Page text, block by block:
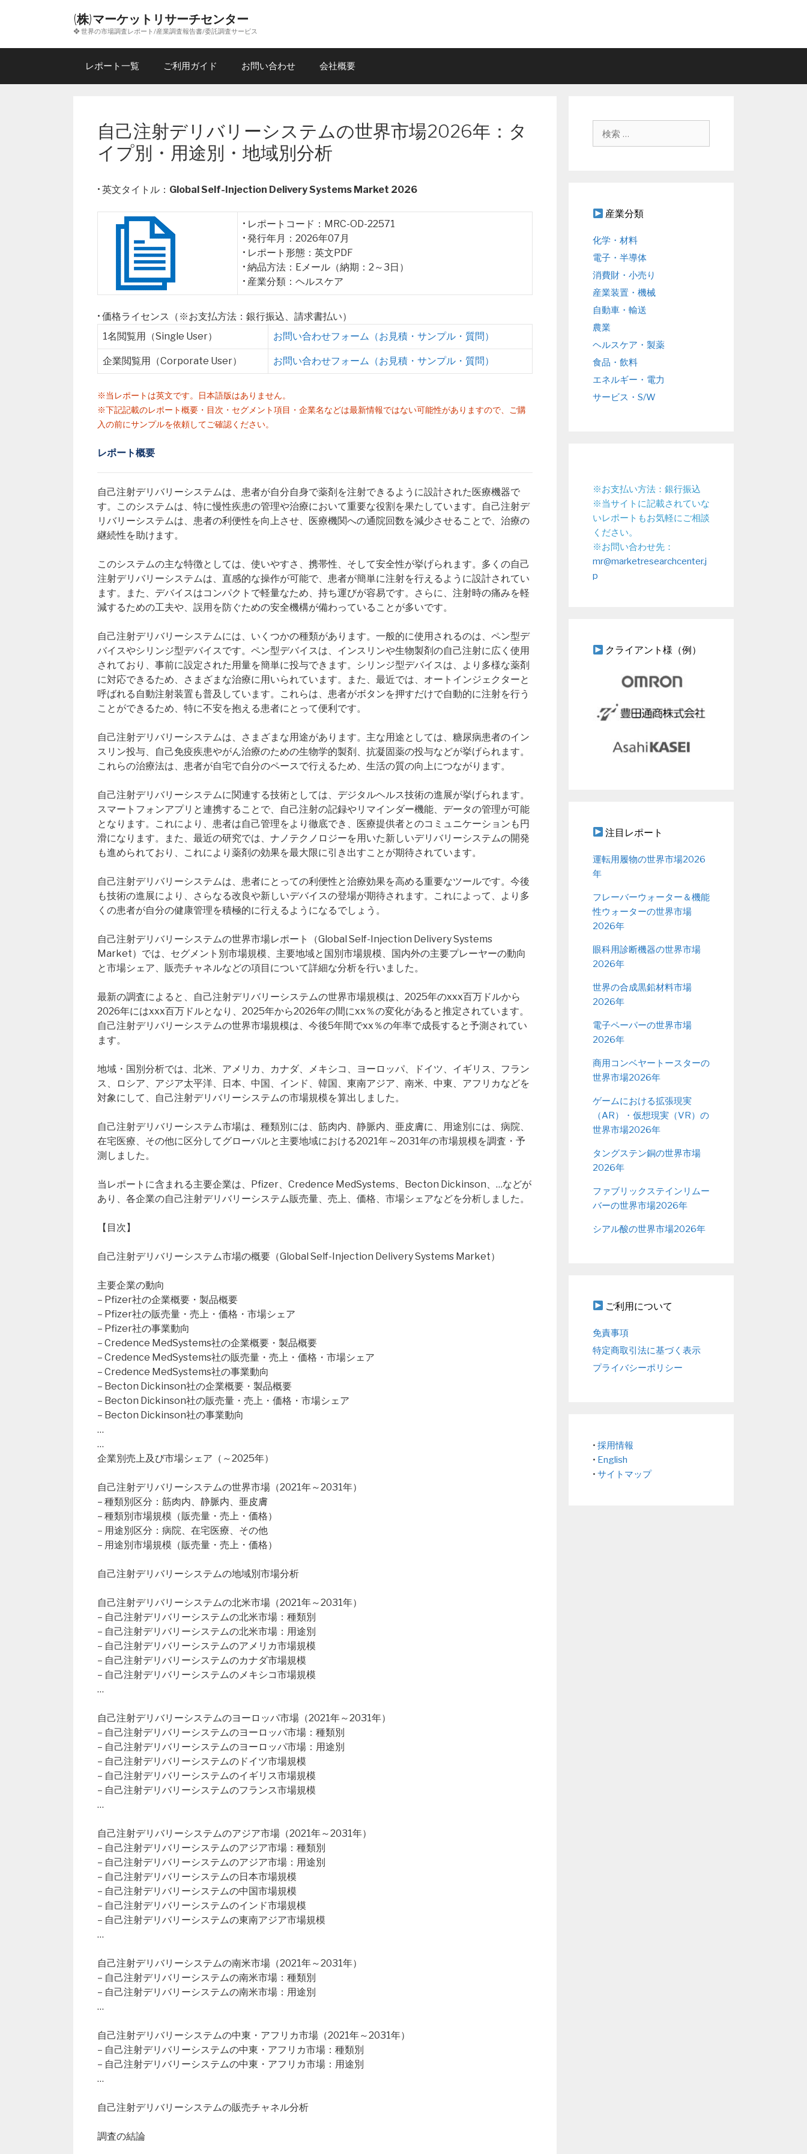
ン
(株)マーケットリサーチセンター
❖ 世界の市場調査レポート/産業調査報告書/委託調査サービス
レポート一覧 ご利用ガイド お問い合わせ 会社概要
自己注射デリバリーシステムの世界市場2026年：タ
イプ別・用途別・地域別分析
• 英文タイトル： Global Self-Injection Delivery Systems Market 2026
• レポートコード：MRC-OD-22571
• 発行年月：2026年07月
• レポート形態：英文PDF
• 納品方法：Eメール（納期：2～3日）
• 産業分類：ヘルスケア
• 価格ライセンス（※お支払方法：銀行振込、請求書払い）
1名閲覧用（Single User）
お問い合わせフォーム（お見積・サンプル・質問）
企業閲覧用（Corporate User） お問い合わせフォーム（お見積・サンプル・質問）
※当レポートは英文です。日本語版はありません。
※下記記載のレポート概要・目次・セグメント項目・企業名などは最新情報ではない可能性がありますので、ご購
入の前にサンプルを依頼してご確認ください。
レポート概要
自己注射デリバリーシステムは、患者が自分自身で薬剤を注射できるように設計された医療機器で
す。このシステムは、特に慢性疾患の管理や治療において重要な役割を果たしています。自己注射デ
リバリーシステムは、患者の利便性を向上させ、医療機関への通院回数を減少させることで、治療の
継続性を助けます。
このシステムの主な特徴としては、使いやすさ、携帯性、そして安全性が挙げられます。多くの自己
注射デリバリーシステムは、直感的な操作が可能で、患者が簡単に注射を行えるように設計されてい
ます。また、デバイスはコンパクトで軽量なため、持ち運びが容易です。さらに、注射時の痛みを軽
減するための工夫や、誤用を防ぐための安全機構が備わっていることが多いです。
自己注射デリバリーシステムには、いくつかの種類があります。一般的に使用されるのは、ペン型デ
バイスやシリンジ型デバイスです。ペン型デバイスは、インスリンや生物製剤の自己注射に広く使用
されており、事前に設定された用量を簡単に投与できます。シリンジ型デバイスは、より多様な薬剤
に対応できるため、さまざまな治療に用いられています。また、最近では、オートインジェクターと
呼ばれる自動注射装置も普及しています。これらは、患者がボタンを押すだけで自動的に注射を行う
ことができるため、特に不安を抱える患者にとって便利です。
自己注射デリバリーシステムは、さまざまな用途があります。主な用途としては、糖尿病患者のイン
スリン投与、自己免疫疾患やがん治療のための生物学的製剤、抗凝固薬の投与などが挙げられます。
これらの治療法は、患者が自宅で自分のペースで行えるため、生活の質の向上につながります。
自己注射デリバリーシステムに関連する技術としては、デジタルヘルス技術の進展が挙げられます。
スマートフォンアプリと連携することで、自己注射の記録やリマインダー機能、データの管理が可能
となります。これにより、患者は自己管理をより徹底でき、医療提供者とのコミュニケーションも円
滑になります。また、最近の研究では、ナノテクノロジーを用いた新しいデリバリーシステムの開発
も進められており、これにより薬剤の効果を最大限に引き出すことが期待されています。
自己注射デリバリーシステムは、患者にとっての利便性と治療効果を高める重要なツールです。今後
も技術の進展により、さらなる改良や新しいデバイスの登場が期待されます。これによって、より多
くの患者が自分の健康管理を積極的に行えるようになるでしょう。
自己注射デリバリーシステムの世界市場レポート（Global Self-Injection Delivery Systems
Market）では、セグメント別市場規模、主要地域と国別市場規模、国内外の主要プレーヤーの動向
と市場シェア、販売チャネルなどの項目について詳細な分析を行いました。
最新の調査によると、自己注射デリバリーシステムの世界市場規模は、2025年のxxx百万ドルから
2026年にはxxx百万ドルとなり、2025年から2026年の間にxx％の変化があると推定されています。
自己注射デリバリーシステムの世界市場規模は、今後5年間でxx％の年率で成長すると予測されてい
ます。
地域・国別分析では、北米、アメリカ、カナダ、メキシコ、ヨーロッパ、ドイツ、イギリス、フラン
ス、ロシア、アジア太平洋、日本、中国、インド、韓国、東南アジア、南米、中東、アフリカなどを
対象にして、自己注射デリバリーシステムの市場規模を算出しました。
自己注射デリバリーシステム市場は、種類別には、筋肉内、静脈内、亜皮膚に、用途別には、病院、
在宅医療、その他に区分してグローバルと主要地域における2021年～2031年の市場規模を調査・予
測しました。
当レポートに含まれる主要企業は、Pfizer、Credence MedSystems、Becton Dickinson、…などが
あり、各企業の自己注射デリバリーシステム販売量、売上、価格、市場シェアなどを分析しました。
【目次】
自己注射デリバリーシステム市場の概要（Global Self-Injection Delivery Systems Market）
主要企業の動向
– Pfizer社の企業概要・製品概要
– Pfizer社の販売量・売上・価格・市場シェア
– Pfizer社の事業動向
– Credence MedSystems社の企業概要・製品概要
– Credence MedSystems社の販売量・売上・価格・市場シェア
– Credence MedSystems社の事業動向
– Becton Dickinson社の企業概要・製品概要
– Becton Dickinson社の販売量・売上・価格・市場シェア
– Becton Dickinson社の事業動向
…
…
企業別売上及び市場シェア（～2025年）
自己注射デリバリーシステムの世界市場（2021年～2031年）
– 種類別区分：筋肉内、静脈内、亜皮膚
– 種類別市場規模（販売量・売上・価格）
– 用途別区分：病院、在宅医療、その他
– 用途別市場規模（販売量・売上・価格）
自己注射デリバリーシステムの地域別市場分析
自己注射デリバリーシステムの北米市場（2021年～2031年）
– 自己注射デリバリーシステムの北米市場：種類別
– 自己注射デリバリーシステムの北米市場：用途別
– 自己注射デリバリーシステムのアメリカ市場規模
– 自己注射デリバリーシステムのカナダ市場規模
– 自己注射デリバリーシステムのメキシコ市場規模
…
自己注射デリバリーシステムのヨーロッパ市場（2021年～2031年）
– 自己注射デリバリーシステムのヨーロッパ市場：種類別
– 自己注射デリバリーシステムのヨーロッパ市場：用途別
– 自己注射デリバリーシステムのドイツ市場規模
– 自己注射デリバリーシステムのイギリス市場規模
– 自己注射デリバリーシステムのフランス市場規模
…
自己注射デリバリーシステムのアジア市場（2021年～2031年）
– 自己注射デリバリーシステムのアジア市場：種類別
– 自己注射デリバリーシステムのアジア市場：用途別
– 自己注射デリバリーシステムの日本市場規模
– 自己注射デリバリーシステムの中国市場規模
– 自己注射デリバリーシステムのインド市場規模
– 自己注射デリバリーシステムの東南アジア市場規模
…
自己注射デリバリーシステムの南米市場（2021年～2031年）
– 自己注射デリバリーシステムの南米市場：種類別
– 自己注射デリバリーシステムの南米市場：用途別
…
自己注射デリバリーシステムの中東・アフリカ市場（2021年～2031年）
– 自己注射デリバリーシステムの中東・アフリカ市場：種類別
– 自己注射デリバリーシステムの中東・アフリカ市場：用途別
…
自己注射デリバリーシステムの販売チャネル分析
調査の結論
産業分類
化学・材料
電子・半導体
消費財・小売り
産業装置・機械
自動車・輸送
農業
ヘルスケア・製薬
食品・飲料
エネルギー・電力
サービス・S/W
※お支払い方法：銀行振込
※当サイトに記載されていな
いレポートもお気軽にご相談
ください。
※お問い合わせ先：
mr@marketresearchcenter.j
p
クライアント様（例）
注目レポート
運転用履物の世界市場2026
年
フレーバーウォーター＆機能
性ウォーターの世界市場
2026年
眼科用診断機器の世界市場
2026年
世界の合成黒鉛材料市場
2026年
電子ペーパーの世界市場
2026年
商用コンベヤートースターの
世界市場2026年
ゲームにおける拡張現実
（AR）・仮想現実（VR）の
世界市場2026年
タングステン銅の世界市場
2026年
ファブリックステインリムー
バーの世界市場2026年
シアル酸の世界市場2026年
ご利用について
免責事項
特定商取引法に基づく表示
プライバシーポリシー
• 採用情報
• English
• サイトマップ